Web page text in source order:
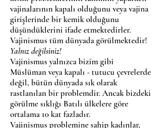
vajinalarının kapalı olduğunu veya vajina
girişlerinde bir kemik olduğunu
düşündüklerini ifade etmektedirler.
Vajinismus tüm dünyada görülmektedir!
Yalnız değilsiniz!
Vajinismus yalnızca bizim gibi
Müslüman veya kapalı - tutucu çevrelerde
değil, bütün dünyada sık olarak
rastlanılan bir problemdir. Ancak bizdeki
görülme sıklığı Batılı ülkelere göre
ortalama 10 kat fazladır.
Vajinismus problemine sahip kadınlar,